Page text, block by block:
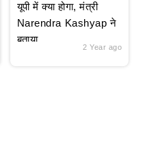
यूपी में क्या होगा, मंत्री
Narendra Kashyap ने
बताया
2 Year ago